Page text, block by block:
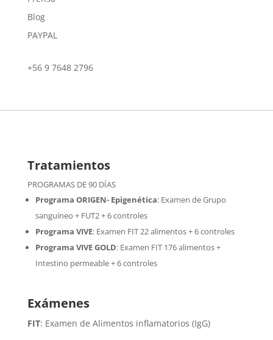
Blog
PAYPAL
+56 9 7648 2796
Tratamientos
PROGRAMAS DE 90 DÍAS
Programa ORIGEN- Epigenética:Examen de Grupo
sanguíneo + FUT2 + 6 controles
Programa VIVE: Examen FIT 22 alimentos + 6 controles
Programa VIVE GOLD: Examen FIT 176 alimentos +
Intestino permeable + 6 controles
Exámenes
FIT: Examen de Alimentos inflamatorios (IgG)